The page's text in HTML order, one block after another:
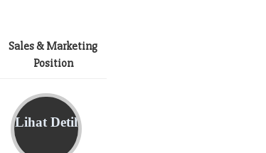
Sales & Marketing
Position
Lihat Detil